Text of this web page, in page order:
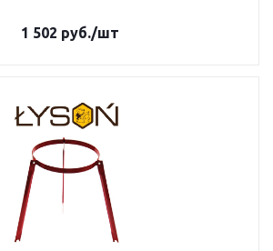
1 502 руб./шт